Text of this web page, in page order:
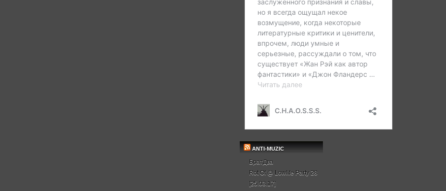
ANTI-MUZIC
БратДва
Rot Of @ Lowlife Party 28
[25.03.17]